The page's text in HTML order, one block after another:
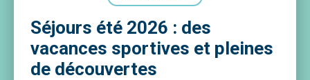
Séjours été 2026 : des
vacances sportives et pleines
de découvertes